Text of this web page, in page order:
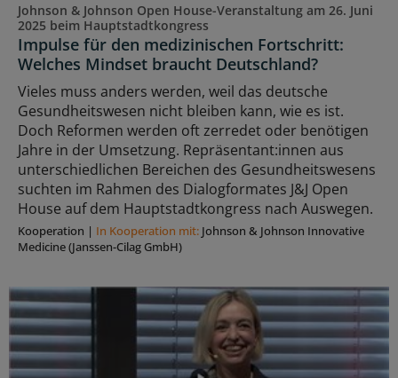
Johnson & Johnson Open House-Veranstaltung am 26. Juni
2025 beim Hauptstadtkongress
Impulse für den medizinischen Fortschritt:
Welches Mindset braucht Deutschland?
Vieles muss anders werden, weil das deutsche
Gesundheitswesen nicht bleiben kann, wie es ist.
Doch Reformen werden oft zerredet oder benötigen
Jahre in der Umsetzung. Repräsentant:innen aus
unterschiedlichen Bereichen des Gesundheitswesens
suchten im Rahmen des Dialogformates J&J Open
House auf dem Hauptstadtkongress nach Auswegen.
Kooperation | In Kooperation mit: Johnson & Johnson Innovative
Medicine (Janssen-Cilag GmbH)